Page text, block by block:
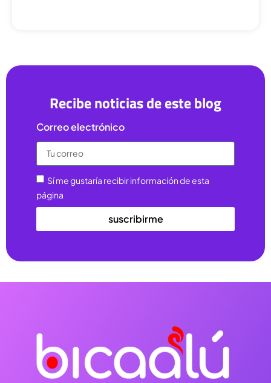
Recibe noticias de este blog
Correo electrónico
Sí me gustaría recibir información de esta
página
suscribirme